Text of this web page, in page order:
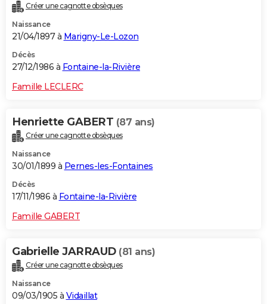
Créer une cagnotte obsèques
Naissance
21/04/1897 à Marigny-Le-Lozon
Décès
27/12/1986 à Fontaine-la-Rivière
Famille LECLERC
Henriette GABERT (87 ans)
Créer une cagnotte obsèques
Naissance
30/01/1899 à Pernes-les-Fontaines
Décès
17/11/1986 à Fontaine-la-Rivière
Famille GABERT
Gabrielle JARRAUD (81 ans)
Créer une cagnotte obsèques
Naissance
09/03/1905 à Vidaillat